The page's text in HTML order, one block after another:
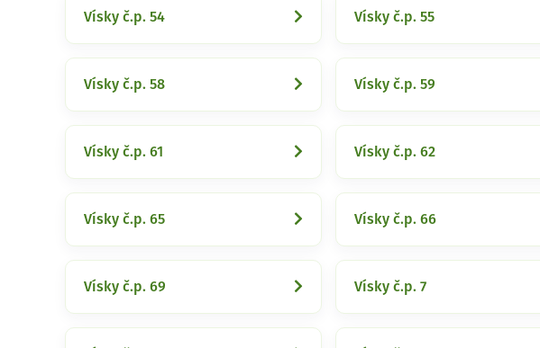
Vísky č.p. 54 Vísky č.p. 55
Vísky č.p. 58 Vísky č.p. 59
Vísky č.p. 61 Vísky č.p. 62
Vísky č.p. 65 Vísky č.p. 66
Vísky č.p. 69 Vísky č.p. 7